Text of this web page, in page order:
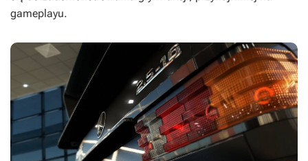
gameplayu.